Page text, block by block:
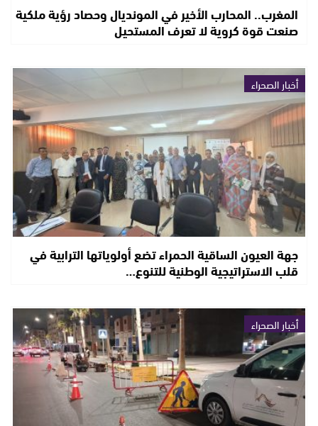
المغرب.. المحارب الأخير في المونديال وحصاد رؤية ملكية
صنعت قوة كروية لا تعرف المستحيل
أخبار الصحراء
جهة العيون الساقية الحمراء تضع أولوياتها الترابية في
قلب الاستراتيجية الوطنية للتنوع…
أخبار الصحراء